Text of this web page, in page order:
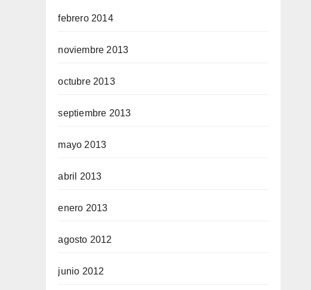
febrero 2014
noviembre 2013
octubre 2013
septiembre 2013
mayo 2013
abril 2013
enero 2013
agosto 2012
junio 2012